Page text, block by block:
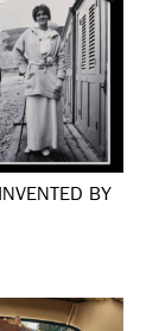
BY